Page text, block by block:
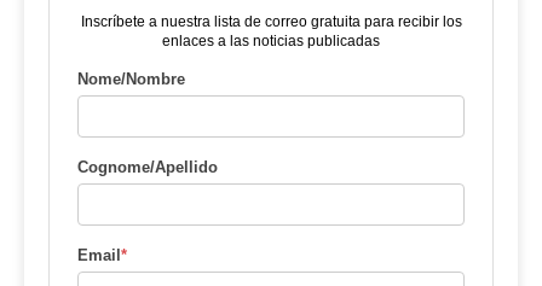
Inscríbete a nuestra lista de correo gratuita para recibir los
enlaces a las noticias publicadas
Nome/Nombre
Cognome/Apellido
Email*